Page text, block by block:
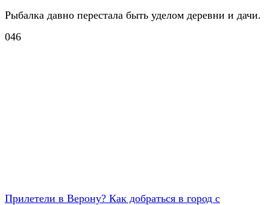
Рыбалка давно перестала быть уделом деревни и дачи.
046
Прилетели в Верону? Как добраться в город с